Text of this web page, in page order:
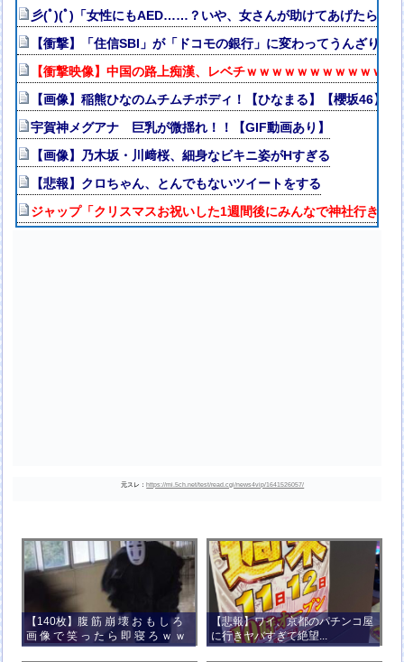
彡(ﾟ)(ﾟ)「女性にもAED……？いや、女さんが助けてあげたらえ
【衝撃】「住信SBI」が「ドコモの銀行」に変わってうんざりし
【衝撃映像】中国の路上痴漢、レベチｗｗｗｗｗｗｗｗｗｗｗ
【画像】稲熊ひなのムチムチボディ！【ひなまる】【櫻坂46】
宇賀神メグアナ 巨乳が微揺れ！！【GIF動画あり】
【画像】乃木坂・川﨑桜、細身なビキニ姿がHすぎる
【悲報】クロちゃん、とんでもないツイートをする
ジャップ「クリスマスお祝いした1週間後にみんなで神社行きま
元スレ：https://mi.5ch.net/test/read.cgi/news4vip/1641526057/
【140枚】腹 筋 崩 壊 お も し ろ
画 像 で 笑 っ た ら 即 寝 ろ ｗ ｗ
ｗ ｗ ｗ ｗ ｗ ｗ ｗ ｗ ｗ ｗ
【悲報】ワイ、京都のパチンコ屋
に行きヤバすぎて絶望...